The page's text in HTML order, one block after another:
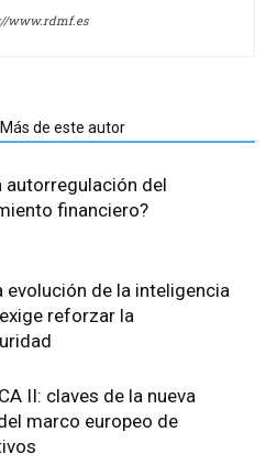
www.rdmf.es
Más de este autor
autorregulación del
financiero?
evolución de la inteligencia
reforzar la
II: claves de la nueva
marco europeo de